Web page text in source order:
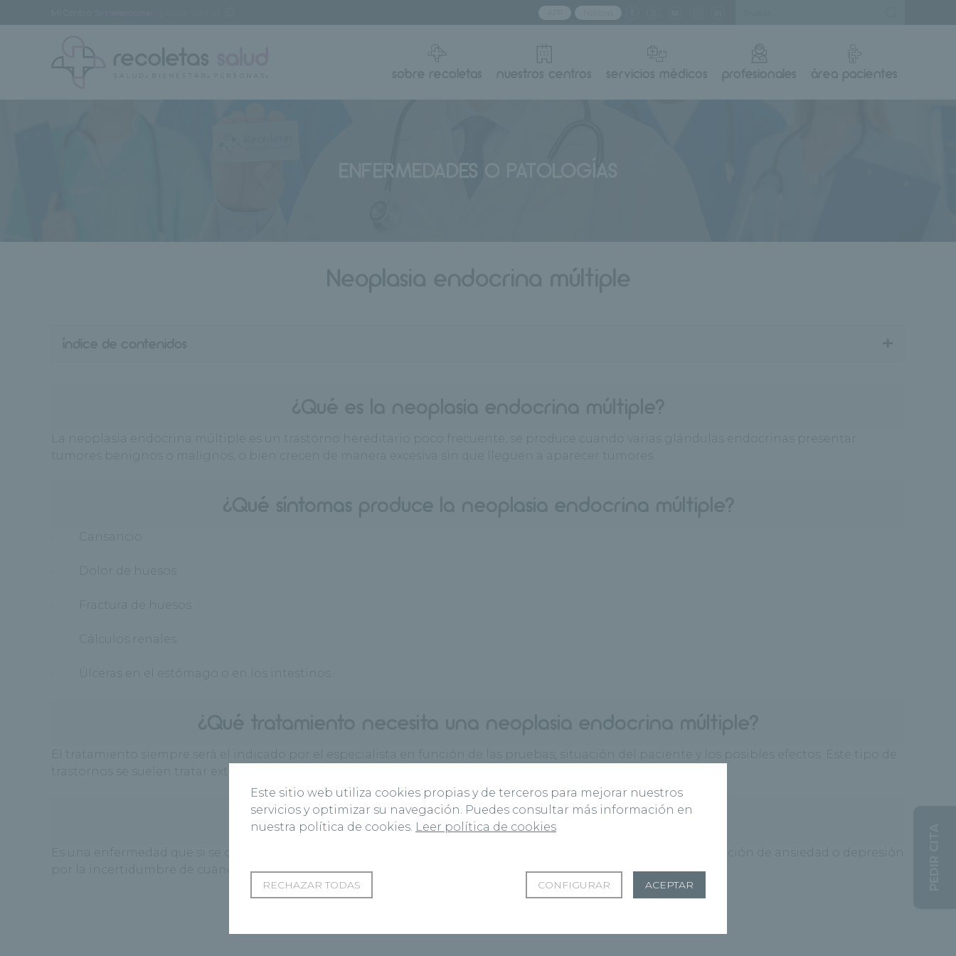
sobre recoletas nuestros centros servicios médicos profesionales área pacientes
ENFERMEDADES O PATOLOGÍAS
Neoplasia endocrina múltiple
La neoplasia endocrina múltiple es un trastorno hereditario poco frecuente, se produce cuando varias glándulas endocrinas presentar
tumores benignos o malignos, o bien crecen de manera excesiva sin que lleguen a aparecer tumores.
· Cansancio
· Dolor de huesos
· Fractura de huesos
· Cálculos renales
· Úlceras en el estómago o en los intestinos
El tratamiento siempre será el indicado por el especialista en función de las pruebas, situación del paciente y los posibles efectos. Este tipo de
trastornos se suelen tratar extirpando un tumor, eliminando la glándula tiroidea y con farmacología.
Pronostico de la enfermedad
Es una enfermedad que si se diagnostica y trata tiene un pronóstico bueno. Esta enfermedad puede causar sensación de ansiedad o depresión
por la incertidumbre de cuando aparecerán más tumores.
Este sitio web utiliza cookies propias y de terceros para mejorar nuestros
servicios y optimizar su navegación. Puedes consultar más información en
nuestra política de cookies. Leer política de cookies
RECHAZAR TODAS CONFIGURAR ACEPTAR